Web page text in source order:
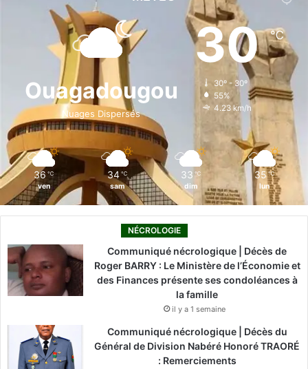
e
o
k
i
n
t
a
g
r
T
o
k
Ouagadougou
Nuages Dispersés
30℃
30º - 30º
55%
4.23 km/h
36 ℃
ven
34 ℃
sam
33 ℃
dim
35 ℃
lun
NÉCROLOGIE
Communiqué nécrologique | Décès de
Roger BARRY : Le Ministère de l’Économie et
des Finances présente ses condoléances à
la famille
il y a 1 semaine
Communiqué nécrologique | Décès du
Général de Division Nabéré Honoré TRAORÉ
: Remerciements